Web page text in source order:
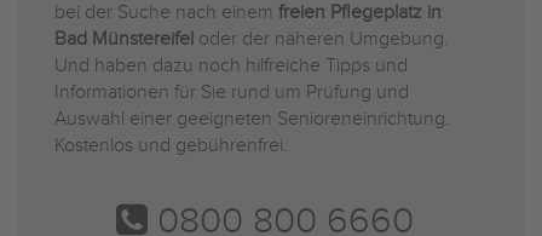
bei der Suche nach einem freien Pflegeplatz in
Bad Münstereifel oder der näheren Umgebung.
Und haben dazu noch hilfreiche Tipps und
Informationen für Sie rund um Prüfung und
Auswahl einer geeigneten Senioreneinrichtung.
Kostenlos und gebührenfrei.
0800 800 6660